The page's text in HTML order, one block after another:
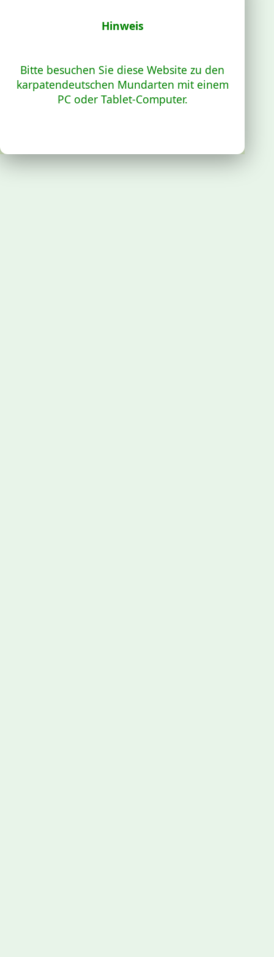
Hinweis
Bitte besuchen Sie diese Website zu den
karpatendeutschen Mundarten mit einem
PC oder Tablet-Computer.